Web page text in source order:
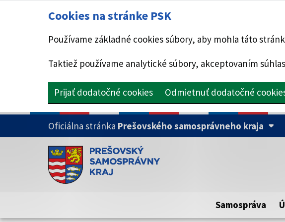
Cookies na stránke PSK
Používame základné cookies súbory, aby mohla táto
Taktiež používame analytické súbory, akceptovaním
Prijať dodatočné cookies Odmietnuť dodatočné
PRESKOČIŤ NA HLAVNÝ OBSAH
Oficiálna stránka Prešovského samosprávneho kraja
Doména psk.sk je oficiálna
Toto je oficiálna webová stránka Prešovského
Samospráva